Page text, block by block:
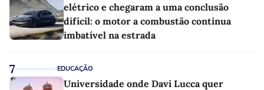
elétrico e chegaram a uma conclusão
difícil: o motor a combustão continua
imbatível na estrada
7 EDUCAÇÃO
Universidade onde Davi Lucca quer